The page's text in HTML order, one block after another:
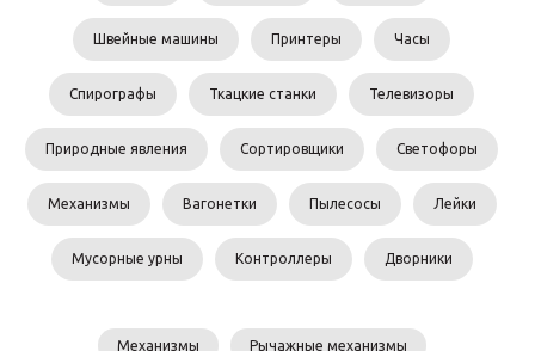
Швейные машины Принтеры Часы
Спирографы Ткацкие станки Телевизоры
Природные явления Сортировщики Светофоры
Механизмы Вагонетки Пылесосы Лейки
Мусорные урны Контроллеры Дворники
Механизмы Рычажные механизмы